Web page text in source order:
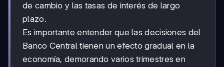
de cambio y las tasas de interés de largo
plazo.
Es importante entender que las decisiones del
Banco Central tienen un efecto gradual en la
economía, demorando varios trimestres en